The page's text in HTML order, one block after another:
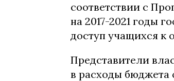
соответствии с
на 2017-2021 годы
доступ учащихся к
Представители
в расходы бюджета